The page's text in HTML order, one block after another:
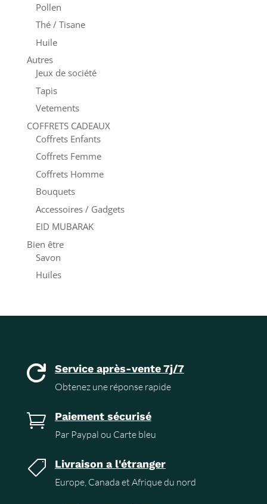
Pollen
Thé / Tisane
Huile
Autres
Jeux de société
Tapis
Vetements
COFFRETS CADEAUX
Coffrets Enfants
Coffrets Femme
Coffrets Homme
Bouquets
Accessoires / Gadgets
EID MUBARAK
Bien être
Savon
Huiles
 Service après-vente 7j/7
Obtenez une réponse rapide
 Paiement sécurisé
Par Paypal ou Carte bleu
 Livraison a l'étranger
Europe, Canada et Afrique du nord